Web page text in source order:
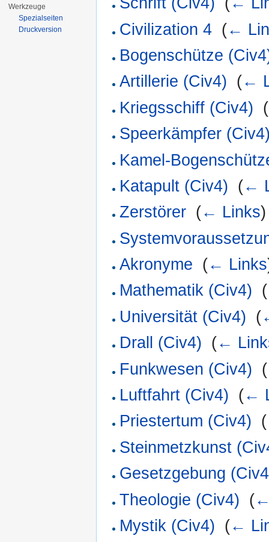
Civilization 4 (←
Bogenschütze
Artillerie (Civ4) (←
Kriegsschiff (Civ4) (
Speerkämpfer
Kamel-
Katapult (Civ4) (←
Zerstörer (← Links)
Akronyme (← Links
Mathematik (Civ4) (
Universität (Civ4) (
Drall (Civ4) (←
Funkwesen (Civ4) (
Luftfahrt (Civ4) (←
Priestertum (Civ4) (
Steinmetzkunst
Gesetzgebung
Theologie (Civ4) (
Mystik (Civ4) (←
Werkzeuge
Spezialseiten
Druckversion